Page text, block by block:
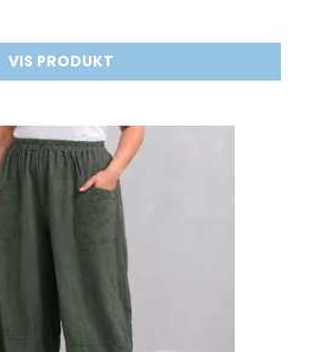
VIS PRODUKT